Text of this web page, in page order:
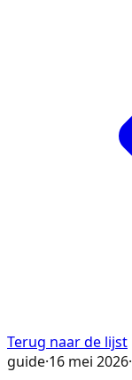
Terug naar de lijst
guide·16 mei 2026·